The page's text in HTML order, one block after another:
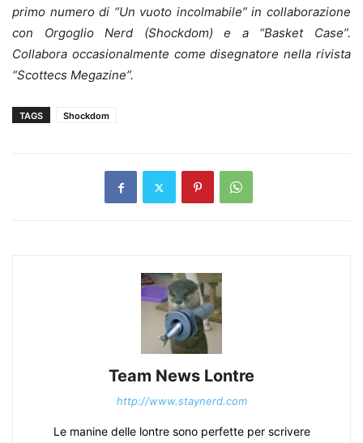
primo numero di “Un vuoto incolmabile” in collaborazione
con Orgoglio Nerd (Shockdom) e a “Basket Case”.
Collabora occasionalmente come disegnatore nella rivista
“Scottecs Megazine”.
TAGS Shockdom
Team News Lontre
http://www.staynerd.com
Le manine delle lontre sono perfette per scrivere